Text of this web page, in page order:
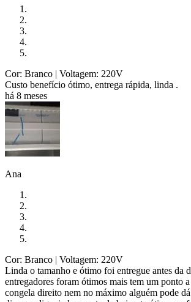
Cor: Branco | Voltagem: 220V
Custo benefício ótimo, entrega rápida, linda .
há 8 meses
Ana
Cor: Branco | Voltagem: 220V
Linda o tamanho e ótimo foi entregue antes da
entregadores foram ótimos mais tem um ponto
congela direito nem no máximo alguém pode